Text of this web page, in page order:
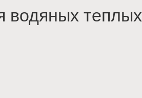
водяных теплых